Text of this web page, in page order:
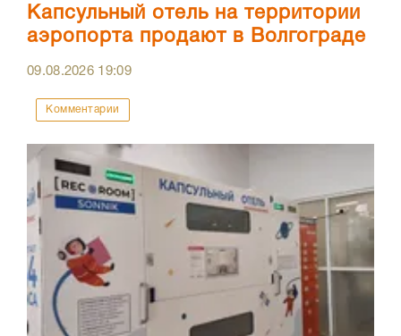
Капсульный отель на территории
аэропорта продают в Волгограде
09.08.2026 19:09
Комментарии